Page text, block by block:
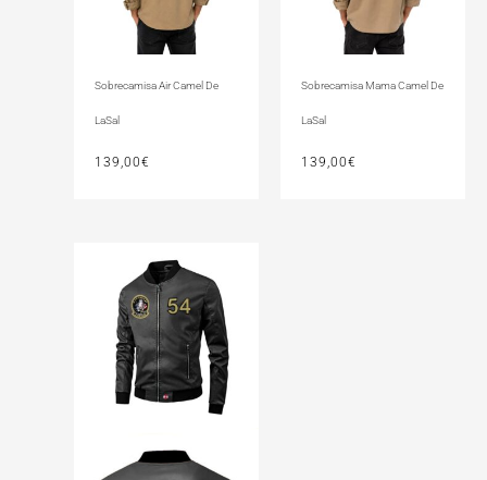
Sobrecamisa Air Camel De
LaSal
139,00€
Sobrecamisa Mama Camel De
LaSal
139,00€